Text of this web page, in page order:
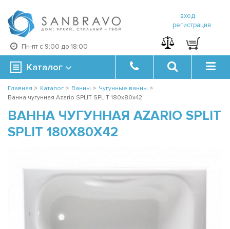
Пн-пт с 9:00 до 18:00
вход
регистрация
Каталог
Главная > Каталог > Ванны > Чугунные ванны >
Ванна чугунная Azario SPLIT SPLIT 180x80х42
ВАННА ЧУГУННАЯ AZARIO SPLIT
SPLIT 180X80Х42